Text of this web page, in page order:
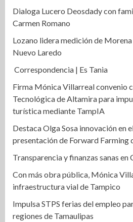
Dialoga Lucero Deosdady con
Carmen Romano
Lozano lidera medición de
Nuevo Laredo
Correspondencia | Es Tania
Firma Mónica Villarreal convenio
Tecnológica de Altamira para
turística mediante TampIA
Destaca Olga Sosa innovación en
presentación de Forward Farming
Transparencia y finanzas sanas
Con más obra pública, Mónica
infraestructura vial de Tampico
Impulsa STPS ferias del empleo
regiones de Tamaulipas